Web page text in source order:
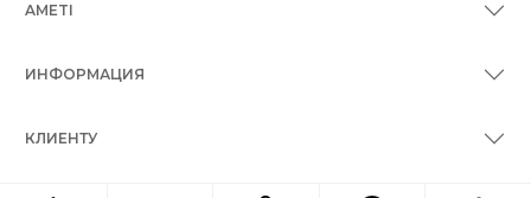
AMETI
ИНФОРМАЦИЯ
КЛИЕНТУ